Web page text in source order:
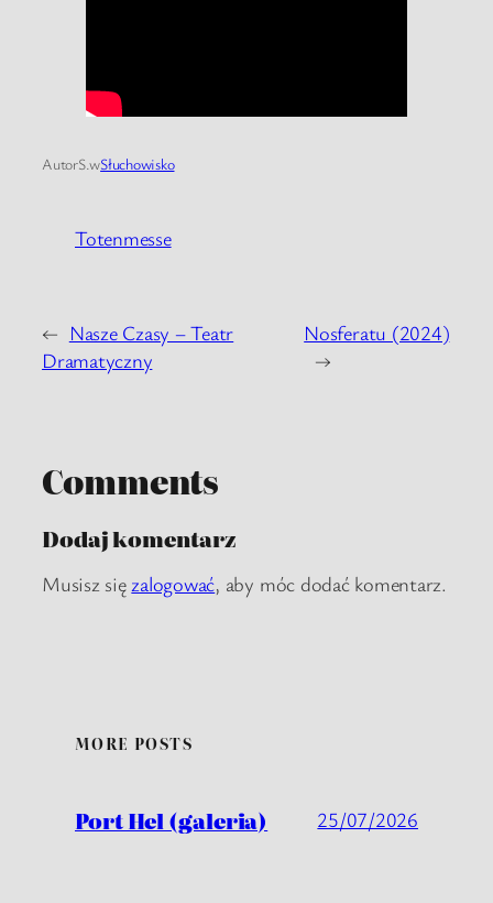
AutorS.wSłuchowisko
Totenmesse
← Nasze Czasy – Teatr
Dramatyczny
Nosferatu (2024)
→
Comments
Dodaj komentarz
Musisz sięzalogować, aby móc dodać komentarz.
MORE POSTS
Port Hel (galeria) 25/07/2026